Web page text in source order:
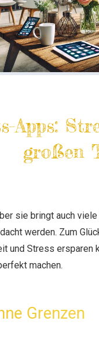
Apps:
großen
sie bringt auch
werden. Zum
und Stress
machen.
Grenzen